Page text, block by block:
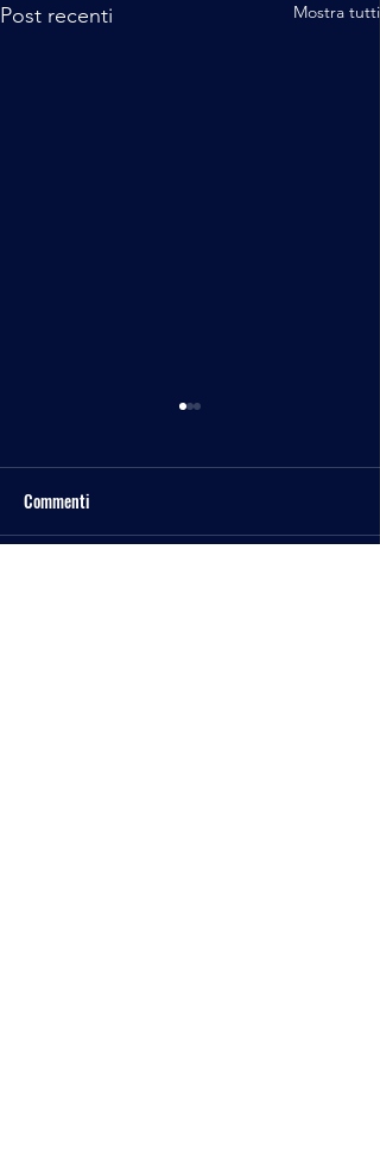
Post recenti Mostra tutti
Spazio Tesla Rewind
Commenti